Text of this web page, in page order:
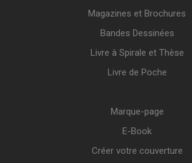
Magazines et Brochures
Bandes Dessinées
Livre à Spirale et Thèse
Livre de Poche
Marque-page
E-Book
Créer votre couverture